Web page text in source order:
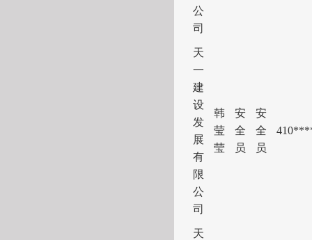
公
司
天
一
建
设
发
展
有
限
公
司
韩
莹
莹
安
全
员
安
全
员
41
天